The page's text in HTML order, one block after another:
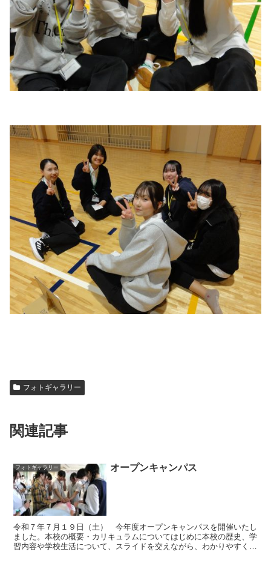
フォトギャラリー
関連記事
フォトギャラリー オープンキャンパス
令和７年７月１９日（土） 今年度オープンキャンパスを開催いたし
ました。本校の概要・カリキュラムについてはじめに本校の歴史、学
習内容や学校生活について、スライドを交えながら、わかりやすくお